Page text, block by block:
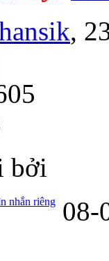
,
bởi
nhắn riêng 08-